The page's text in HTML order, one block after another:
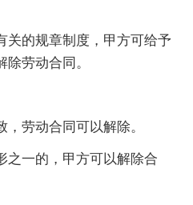
关的规章制度，甲方可给予
劳动合同。
劳动合同可以解除。
之一的，甲方可以解除合